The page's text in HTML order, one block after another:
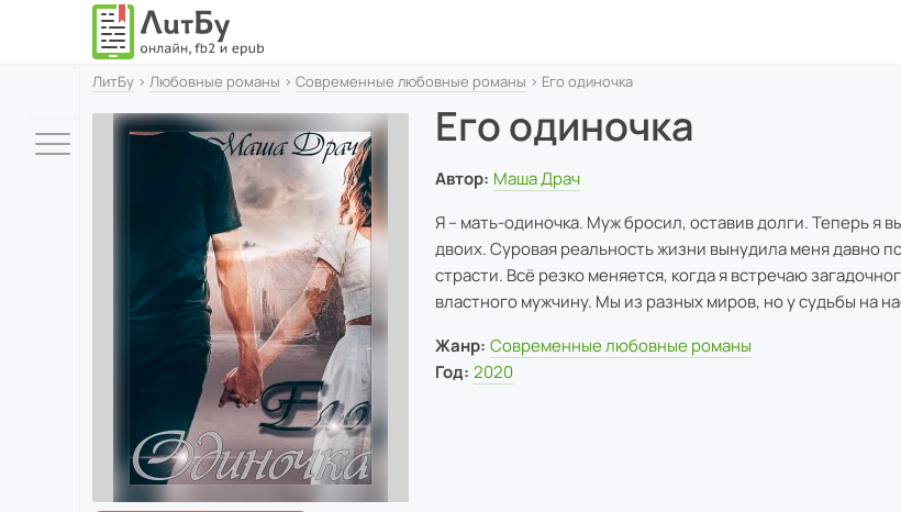
ЛитБу › Любовные романы › Современные любовные романы › Его одиночка
Его одиночка
Автор: Маша Драч
Я – мать-одиночка. Муж бросил, оставив долги. Теперь я
двоих. Суровая реальность жизни вынудила меня давно
страсти. Всё резко меняется, когда я встречаю
властного мужчину. Мы из разных миров, но у судьбы на
Жанр: Современные любовные романы
Год: 2020